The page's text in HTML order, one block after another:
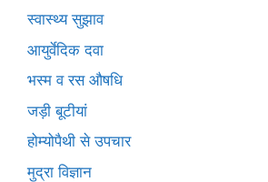
स्वास्थ्य सुझाव
आयुर्वेदिक दवा
भस्म व रस औषधि
जड़ी बूटीयां
होम्योपैथी से उपचार
मुद्रा विज्ञान